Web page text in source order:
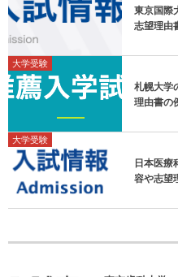
東京国際
志望理由
大学受験
札幌大学
理由書の
大学受験
日本医療
容や志望